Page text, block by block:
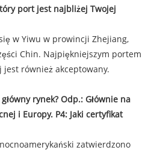
port jest najbliżej Twojej
w Yiwu w prowincji Zhejiang,
Chin. Najpiękniejszym portem
jest również akceptowany.
rynek? Odp.: Głównie na
i Europy. P4: Jaki certyfikat
zatwierdzono